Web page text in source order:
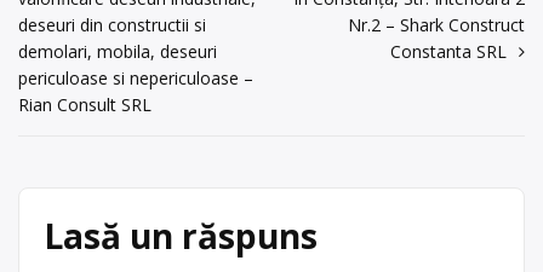
Centru de colectare
în
județul Neamț
Piatra Neamț
acum 6 ani
Trimite un mesaj
în
articole
deseuri din constructii si
demolari, mobila, deseuri
periculoase si nepericuloase –
Rian Consult SRL
Nr.2 – Shark Construct
Constanta SRL
Lasă un răspuns